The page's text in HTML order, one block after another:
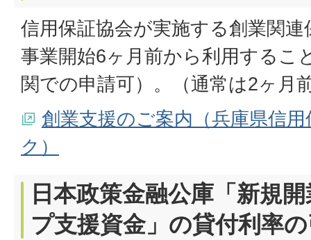
信用保証協会が実施する創業関
事業開始6ヶ月前から利用するこ
関での申請可）。（通常は2ヶ月
創業支援のご案内（兵庫県信
ク）
日本政策金融公庫「新規
プ支援資金」の貸付利率